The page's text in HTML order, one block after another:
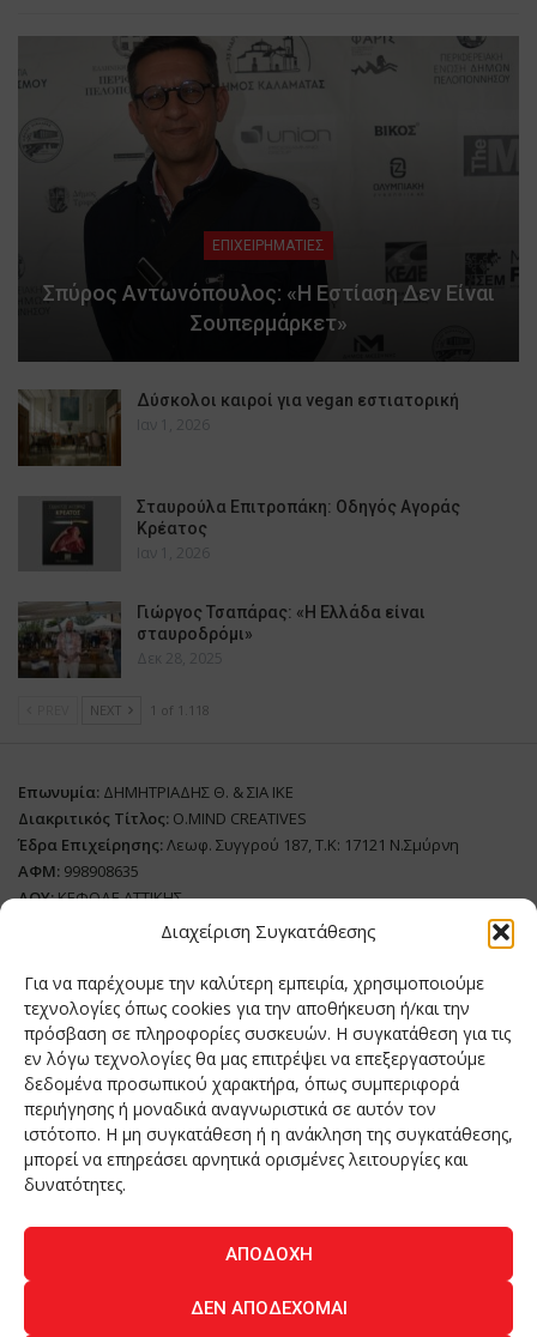
Διαχείριση Συγκατάθεσης
Για να παρέχουμε την καλύτερη εμπειρία, χρησιμοποιούμε
τεχνολογίες όπως cookies για την αποθήκευση ή/και την
πρόσβαση σε πληροφορίες συσκευών. Η συγκατάθεση για τις
εν λόγω τεχνολογίες θα μας επιτρέψει να επεξεργαστούμε
δεδομένα προσωπικού χαρακτήρα, όπως συμπεριφορά
περιήγησης ή μοναδικά αναγνωριστικά σε αυτόν τον
ιστότοπο. Η μη συγκατάθεση ή η ανάκληση της συγκατάθεσης,
μπορεί να επηρεάσει αρνητικά ορισμένες λειτουργίες και
δυνατότητες.
ΑΠΟΔΟΧΉ
ΔΕΝ ΑΠΟΔΈΧΟΜΑΙ
ΕΠΙΧΕΙΡΗΜΑΤΙΕΣ
Σπύρος Αντωνόπουλος: «Η Εστίαση Δεν Είναι
Σουπερμάρκετ»
Δύσκολοι καιροί για vegan εστιατορική
Ιαν 1, 2026
Σταυρούλα Επιτροπάκη: Οδηγός Αγοράς
Κρέατος
Ιαν 1, 2026
Γιώργος Τσαπάρας: «Η Ελλάδα είναι
σταυροδρόμι»
Δεκ 28, 2025
NEXT 1 of 1.118
Επωνυμία: ΔΗΜΗΤΡΙΑΔΗΣ Θ. & ΣΙΑ ΙΚΕ
Διακριτικός Τίτλος: O.MIND CREATIVES
Έδρα Επιχείρησης:Λεωφ. Συγγρού 187, Τ.Κ: 17121 Ν.Σμύρνη
ΑΦΜ: 998908635
ΔΟΥ:ΚΕΦΟΔΕ ΑΤΤΙΚΗΣ
Όνομα Ιδιοκτήτη και Νόμιμο Πρόσωπο: Θεόδωρος Δημητριάδης
Διευθυντής Σύνταξης:Ευθυμιάτου Μαίρη
Domain:grillmagazine.gr
Δικαιούχος Domain:Θεόδωρος Δημητριάδης
Διευθυντής:Θεόδωρος Δημητριάδης
Διαχειριστής:Θεόδωρος Δημητριάδης
Δήλωση Συμμόρφωσης
Αριθμός Πιστοποίησης Μ.Η.Τ.: 242276
ΑΝΘΡΩΠΟΙ
ΠΕΡΙΟΔΙΚΟ ΕΠΙΚΟΙΝΩΝΙΑ